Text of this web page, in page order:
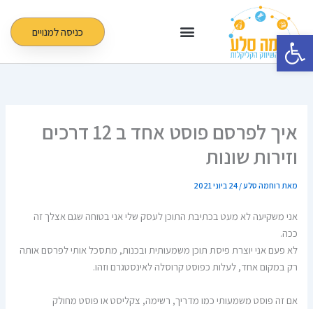
פתח סרגל נגישות
לתוכן
כניסה למנויים
איך לפרסם פוסט אחד ב 12 דרכים
וזירות שונות
מאת רוחמה סלע/24 ביוני 2021
אני משקיעה לא מעט בכתיבת התוכן לעסק שלי אני בטוחה שגם אצלך זה
ככה.
לא פעם אני יוצרת פיסת תוכן משמעותית ובכנות, מתסכל אותי לפרסם אותה
רק במקום אחד, לעלות כפוסט קרוסלה לאינסטגרם וזהו.
אם זה פוסט משמעותי כמו מדריך, רשימה, צקליסט או פוסט מחולק